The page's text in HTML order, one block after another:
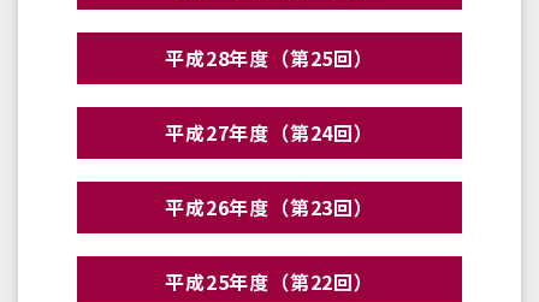
平成28年度（第25回）
平成27年度（第24回）
平成26年度（第23回）
平成25年度（第22回）